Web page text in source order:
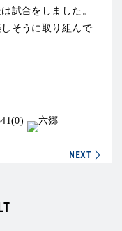
試合をしました。
そうに取り組んで
NEXT